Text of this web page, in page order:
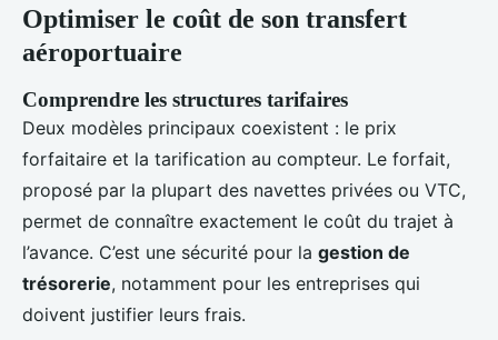
Optimiser le coût de son transfert
aéroportuaire
Comprendre les structures tarifaires
Deux modèles principaux coexistent : le prix
forfaitaire et la tarification au compteur. Le forfait,
proposé par la plupart des navettes privées ou VTC,
permet de connaître exactement le coût du trajet à
l’avance. C’est une sécurité pour la gestion de
trésorerie, notamment pour les entreprises qui
doivent justifier leurs frais.